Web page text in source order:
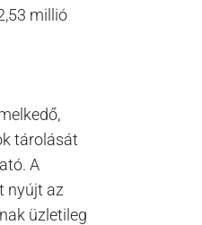
millió
tárolását
A
nyújt az
üzletileg